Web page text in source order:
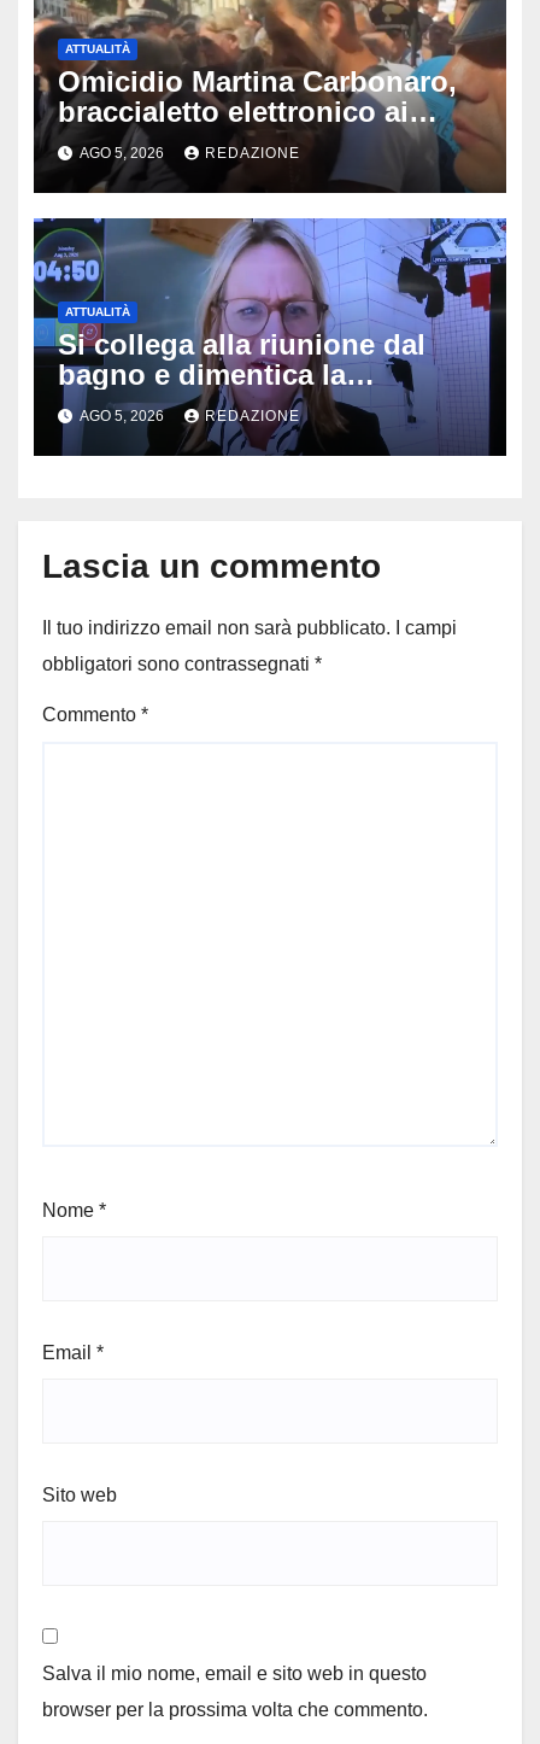
ATTUALITÀ
Omicidio Martina Carbonaro,
braccialetto elettronico ai
genitori della 14enne: non
potranno avvicinarsi alla
famiglia di Alessio Tucci
AGO 5, 2026 REDAZIONE
ATTUALITÀ
Si collega alla riunione dal
bagno e dimentica la
telecamera accesa: tutti
vedono il bucato, il video
diventa virale
AGO 5, 2026 REDAZIONE
Lascia un commento
Il tuo indirizzo email non sarà pubblicato.
I campi
obbligatori sono contrassegnati *
Commento *
Nome *
Email *
Sito web
Salva il mio nome, email e sito web in questo
browser per la prossima volta che commento.